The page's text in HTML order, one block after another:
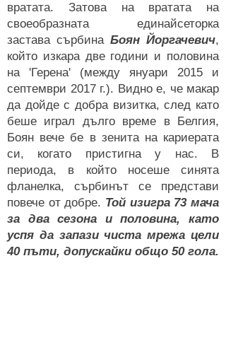
вратата. Затова на вратата на
своеобразната единайсеторка
застава сърбина Боян Йоргачевич,
който изкара две години и половина
на 'Герена' (между януари 2015 и
септември 2017 г.). Видно е, че макар
да дойде с добра визитка, след като
беше играл дълго време в Белгия,
Боян вече бе в зенита на кариерата
си, когато пристигна у нас. В
периода, в който носеше синята
фланелка, сърбинът се представи
повече от добре. Той изигра 73 мача
за два сезона и половина, като
успя да запази чиста мрежа цели
40 пъти, допускайки общо 50 гола.